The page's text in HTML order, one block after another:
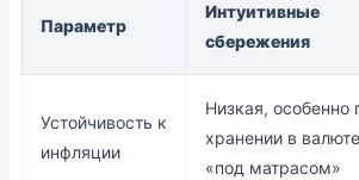
Параметр
Интуитивные
сбережения
Устойчивость к
инфляции
Низкая, особенно
хранении в валюте
«под матрасом»